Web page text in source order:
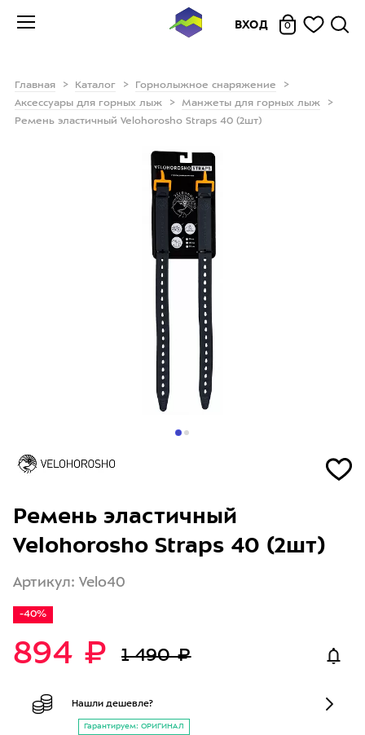
ВХОД 0
Главная Каталог
Горнолыжное снаряжение
Аксессуары для горных лыж
Манжеты для горных лыж
Ремень эластичный Velohorosho Straps 40 (2шт)
Ремень эластичный
Velohorosho Straps 40 (2шт)
Артикул: Velo40
-40%
894 ₽ 1 490 ₽
Нашли дешевле?
Гарантируем: ОРИГИНАЛ